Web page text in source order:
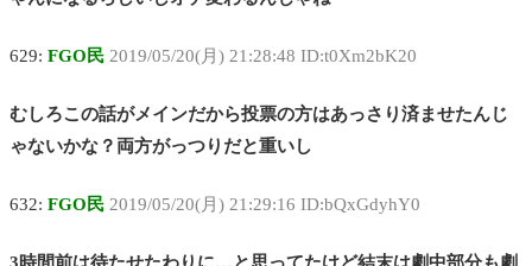
629: FGO民 2019/05/20(月) 21:28:48 ID:t0Xm2bK20
むしろこの話がメインだから投票の方はあっさり済ませたんじ
ゃないかな？両方がっつりだと重いし
632: FGO民 2019/05/20(月) 21:29:16 ID:bQxGdyhY0